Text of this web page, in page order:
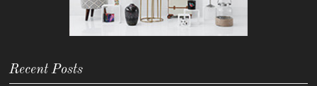
Recent Posts